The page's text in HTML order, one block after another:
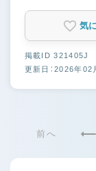
気
掲載ID 321405J
更新日：2026年02
前へ